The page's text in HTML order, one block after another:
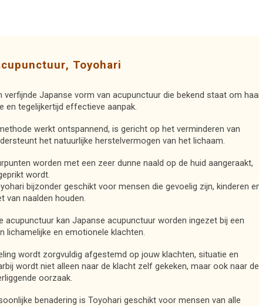
, Toyohari
verfijnde Japanse vorm van acupunctuur die bekend staat om
en tegelijkertijd effectieve aanpak.
werkt ontspannend, is gericht op het verminderen van
het natuurlijke herstelvermogen van het lichaam.
worden met een zeer dunne naald op de huid aangeraakt,
wordt.
bijzonder geschikt voor mensen die gevoelig zijn, kinderen
van naalden houden.
acupunctuur kan Japanse acupunctuur worden ingezet bij een
lichamelijke en emotionele klachten.
wordt zorgvuldig afgestemd op jouw klachten, situatie en
wordt niet alleen naar de klacht zelf gekeken, maar ook naar de
oorzaak.
benadering is Toyohari geschikt voor mensen van alle